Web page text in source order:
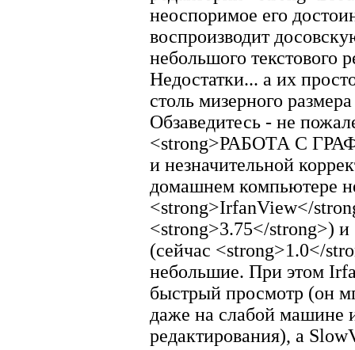
неоспоримое его
воспроизводит
небольшого текстового
Недостатки... а их
столь мизерного
Обзаведитесь - не
<strong>РАБОТА С
и незначительной
домашнем компьютере
<strong>IrfanView</
<strong>3.75</strong>)
(сейчас <strong>1.0</
небольшие. При этом
быстрый просмотр (он
даже на слабой машине
редактирования), а